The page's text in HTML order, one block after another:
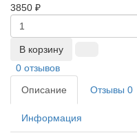
3850 ₽
В корзину
0 отзывов
Описание
Отзывы 0
Информация